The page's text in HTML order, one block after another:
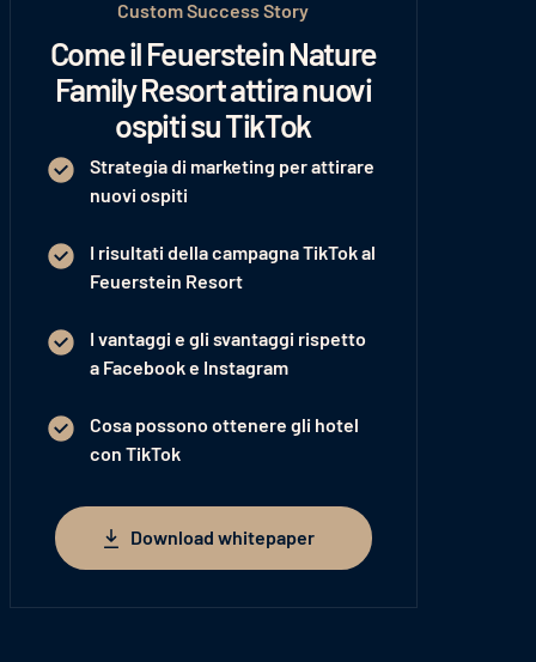
Custom Success Story
Come il Feuerstein Nature
Family Resort attira nuovi
ospiti su TikTok
Strategia di marketing per attirare
nuovi ospiti
I risultati della campagna TikTok al
Feuerstein Resort
I vantaggi e gli svantaggi rispetto
a Facebook e Instagram
Cosa possono ottenere gli hotel
con TikTok
Download whitepaper
Download whitepaper